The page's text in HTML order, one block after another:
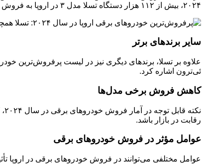
۲۰۲۴، بیش از ۱۱۲ هزار دستگاه تسلا مدل ۳ در اروپا به فروش رسید.
سایر برندهای برتر
ئی‌ترون اشاره کرد.
کاهش فروش برخی مدل‌ها
رقابت در بازار باشد.
عوامل مؤثر در فروش خودروهای برقی
عوامل مختلفی می‌توانند در فروش خودروهای برقی در اروپا